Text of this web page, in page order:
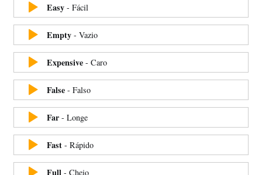
Easy- Fácil
Empty- Vazio
Expensive- Caro
False- Falso
Far- Longe
Fast- Rápido
Full - Cheio